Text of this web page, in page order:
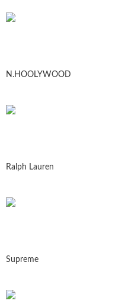
N.HOOLYWOOD
Ralph Lauren
Supreme